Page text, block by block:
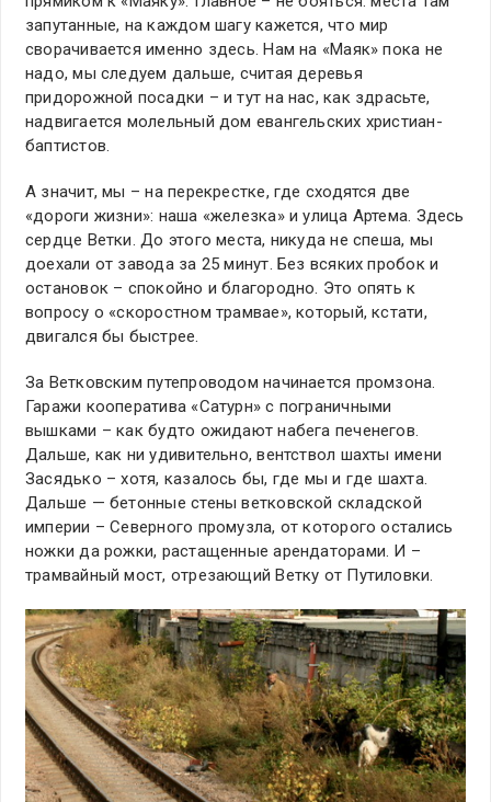
запутанные, на каждом шагу кажется, что мир
сворачивается именно здесь. Нам на «Маяк» пока не
надо, мы следуем дальше, считая деревья
придорожной посадки – и тут на нас, как здрасьте,
надвигается молельный дом евангельских христиан-
баптистов.
А значит, мы – на перекрестке, где сходятся две
«дороги жизни»: наша «железка» и улица Артема. Здесь
сердце Ветки. До этого места, никуда не спеша, мы
доехали от завода за 25 минут. Без всяких пробок и
остановок – спокойно и благородно. Это опять к
вопросу о «скоростном трамвае», который, кстати,
двигался бы быстрее.
За Ветковским путепроводом начинается промзона.
Гаражи кооператива «Сатурн» с пограничными
вышками – как будто ожидают набега печенегов.
Дальше, как ни удивительно, вентствол шахты имени
Засядько – хотя, казалось бы, где мы и где шахта.
Дальше — бетонные стены ветковской складской
империи – Северного промузла, от которого остались
ножки да рожки, растащенные арендаторами. И –
трамвайный мост, отрезающий Ветку от Путиловки.